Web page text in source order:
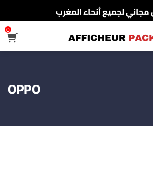
لجميع أنحاء المغرب
مجاني لجميع أنحاء المغرب
0
OPPO